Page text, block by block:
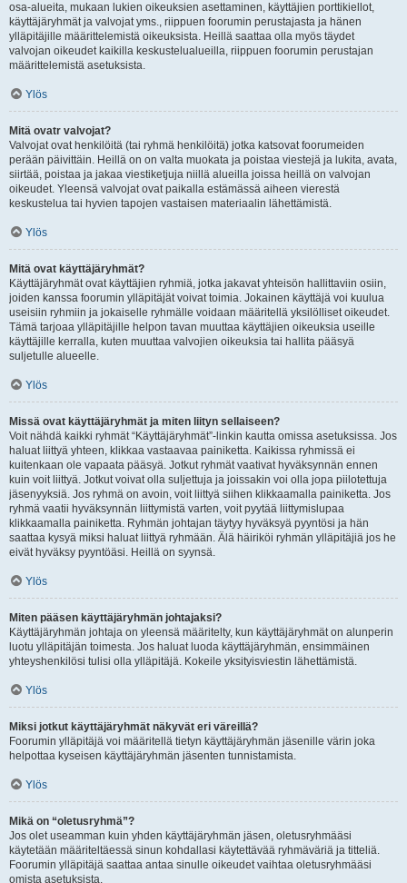
osa-alueita, mukaan lukien oikeuksien asettaminen, käyttäjien porttikiellot,
käyttäjäryhmät ja valvojat yms., riippuen foorumin perustajasta ja hänen
ylläpitäjille määrittelemistä oikeuksista. Heillä saattaa olla myös täydet
valvojan oikeudet kaikilla keskustelualueilla, riippuen foorumin perustajan
määrittelemistä asetuksista.
Ylös
Mitä ovatr valvojat?
Valvojat ovat henkilöitä (tai ryhmä henkilöitä) jotka katsovat foorumeiden
perään päivittäin. Heillä on on valta muokata ja poistaa viestejä ja lukita, avata,
siirtää, poistaa ja jakaa viestiketjuja niillä alueilla joissa heillä on valvojan
oikeudet. Yleensä valvojat ovat paikalla estämässä aiheen vierestä
keskustelua tai hyvien tapojen vastaisen materiaalin lähettämistä.
Ylös
Mitä ovat käyttäjäryhmät?
Käyttäjäryhmät ovat käyttäjien ryhmiä, jotka jakavat yhteisön hallittaviin osiin,
joiden kanssa foorumin ylläpitäjät voivat toimia. Jokainen käyttäjä voi kuulua
useisiin ryhmiin ja jokaiselle ryhmälle voidaan määritellä yksilölliset oikeudet.
Tämä tarjoaa ylläpitäjille helpon tavan muuttaa käyttäjien oikeuksia useille
käyttäjille kerralla, kuten muuttaa valvojien oikeuksia tai hallita pääsyä
suljetulle alueelle.
Ylös
Missä ovat käyttäjäryhmät ja miten liityn sellaiseen?
Voit nähdä kaikki ryhmät “Käyttäjäryhmät”-linkin kautta omissa asetuksissa. Jos
haluat liittyä yhteen, klikkaa vastaavaa painiketta. Kaikissa ryhmissä ei
kuitenkaan ole vapaata pääsyä. Jotkut ryhmät vaativat hyväksynnän ennen
kuin voit liittyä. Jotkut voivat olla suljettuja ja joissakin voi olla jopa piilotettuja
jäsenyyksiä. Jos ryhmä on avoin, voit liittyä siihen klikkaamalla painiketta. Jos
ryhmä vaatii hyväksynnän liittymistä varten, voit pyytää liittymislupaa
klikkaamalla painiketta. Ryhmän johtajan täytyy hyväksyä pyyntösi ja hän
saattaa kysyä miksi haluat liittyä ryhmään. Älä häiriköi ryhmän ylläpitäjiä jos he
eivät hyväksy pyyntöäsi. Heillä on syynsä.
Ylös
Miten pääsen käyttäjäryhmän johtajaksi?
Käyttäjäryhmän johtaja on yleensä määritelty, kun käyttäjäryhmät on alunperin
luotu ylläpitäjän toimesta. Jos haluat luoda käyttäjäryhmän, ensimmäinen
yhteyshenkilösi tulisi olla ylläpitäjä. Kokeile yksityisviestin lähettämistä.
Ylös
Miksi jotkut käyttäjäryhmät näkyvät eri väreillä?
Foorumin ylläpitäjä voi määritellä tietyn käyttäjäryhmän jäsenille värin joka
helpottaa kyseisen käyttäjäryhmän jäsenten tunnistamista.
Ylös
Mikä on “oletusryhmä”?
Jos olet useamman kuin yhden käyttäjäryhmän jäsen, oletusryhmääsi
käytetään määriteltäessä sinun kohdallasi käytettävää ryhmäväriä ja titteliä.
Foorumin ylläpitäjä saattaa antaa sinulle oikeudet vaihtaa oletusryhmääsi
omista asetuksista.